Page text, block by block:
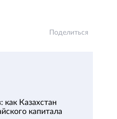
Поделиться
Казахстан
капитала